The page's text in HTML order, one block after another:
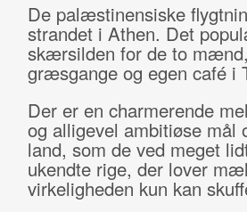
De palæstinensiske
strandet i Athen. Det
skærsilden for de to
græsgange og egen café i
Der er en charmerende
og alligevel ambitiøse
land, som de ved meget
ukendte rige, der lover
virkeligheden kun kan